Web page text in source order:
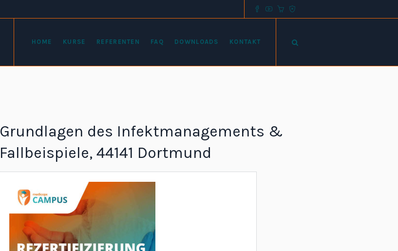
HOME KURSE REFERENTEN FAQ DOWNLOADS KONTAKT
Grundlagen des Infektmanagements &
Fallbeispiele, 44141 Dortmund